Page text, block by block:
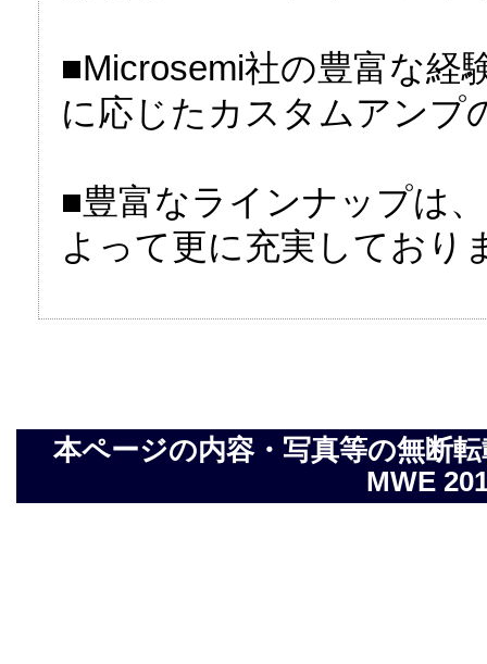
■Microsemi社の豊富な経
に応じたカスタムアンプ
■豊富なラインナップは
よって更に充実しており
本ページの内容・写真等の無断
MWE